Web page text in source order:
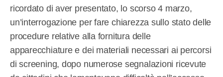
ricordato di aver presentato, lo scorso 4 marzo,
un’interrogazione per fare chiarezza sullo stato delle
procedure relative alla fornitura delle
apparecchiature e dei materiali necessari ai percorsi
di screening, dopo numerose segnalazioni ricevute